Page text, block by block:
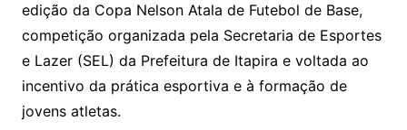
edição da Copa Nelson Atala de Futebol de Base,
competição organizada pela Secretaria de Esportes
e Lazer (SEL) da Prefeitura de Itapira e voltada ao
incentivo da prática esportiva e à formação de
jovens atletas.